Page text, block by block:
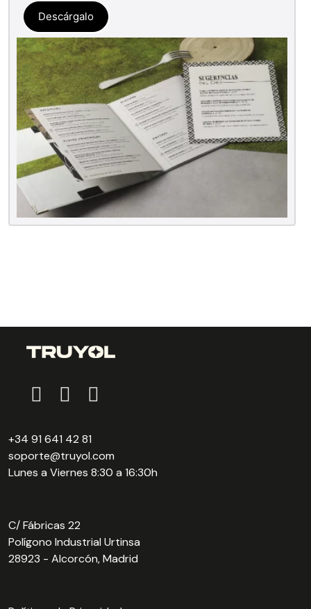
Descárgalo
+34 91 641 42 81
soporte@truyol.com
Lunes a Viernes 8:30 a 16:30h
C/ Fábricas 22
Polígono Industrial Urtinsa
28923 - Alcorcón, Madrid